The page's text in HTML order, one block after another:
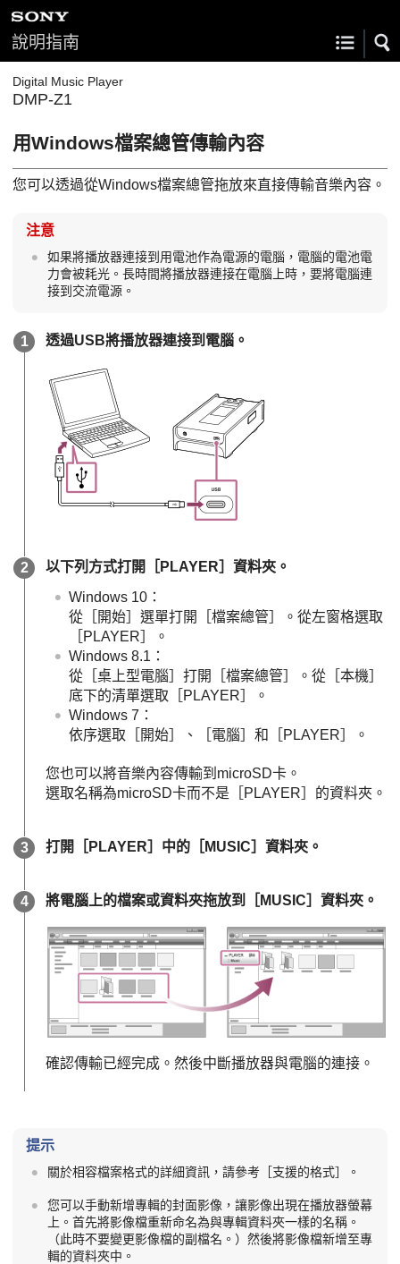
說明指南
Digital Music Player
DMP-Z1
用Windows檔案總管傳輸內容
您可以透過從Windows檔案總管拖放來直接傳輸音樂內容。
注意
如果將播放器連接到用電池作為電源的電腦，電腦的電池電
力會被耗光。長時間將播放器連接在電腦上時，要將電腦連
接到交流電源。
透過USB將播放器連接到電腦。
以下列方式打開［PLAYER］資料夾。
Windows 10：
從［開始］選單打開［檔案總管］。從左窗格選取
［PLAYER］。
Windows 8.1：
從［桌上型電腦］打開［檔案總管］。從［本機］
底下的清單選取［PLAYER］。
Windows 7：
依序選取［開始］、［電腦］和［PLAYER］。
您也可以將音樂內容傳輸到microSD卡。
選取名稱為microSD卡而不是［PLAYER］的資料夾。
打開［PLAYER］中的［MUSIC］資料夾。
將電腦上的檔案或資料夾拖放到［MUSIC］資料夾。
確認傳輸已經完成。然後中斷播放器與電腦的連接。
提示
關於相容檔案格式的詳細資訊，請參考［支援的格式］。
您可以手動新增專輯的封面影像，讓影像出現在播放器螢幕
上。首先將影像檔重新命名為與專輯資料夾一樣的名稱。
（此時不要變更影像檔的副檔名。）然後將影像檔新增至專
輯的資料夾中。